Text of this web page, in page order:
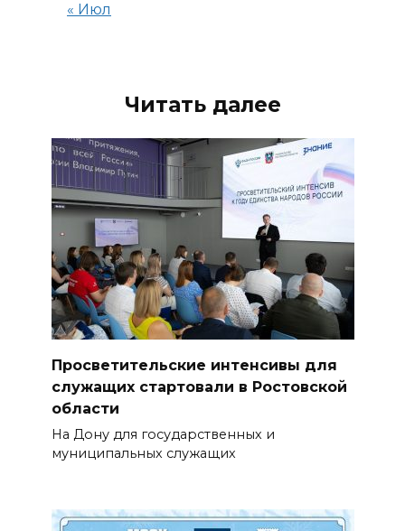
« Июл
Читать далее
Просветительские интенсивы для
служащих стартовали в Ростовской
области
На Дону для государственных и
муниципальных служащих